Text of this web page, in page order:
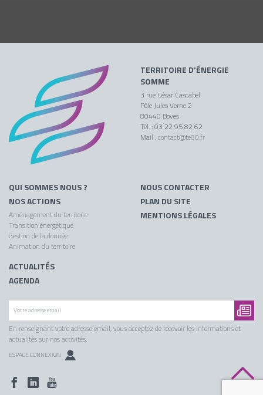
TERRITOIRE D'ÉNERGIE
SOMME
3 rue César Cascabel
Pôle Jules Verne 2
80440 Boves
Tél. : 03 22 95 82 62
Mail :contact@te80.fr
QUI SOMMES NOUS ?
NOS ACTIONS
Aménagement du territoire
Transition énergétique
Gestion de la donnée
Animation du territoire
ACTUALITÉS
AGENDA
NOUS CONTACTER
PLAN DU SITE
MENTIONS LÉGALES
En renseignant votre adresse email, vous acceptez de recevoir les informations et
actualités sur nos activités.
ESPACE CONNEXION